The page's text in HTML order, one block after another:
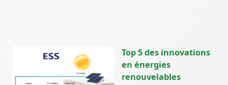
Top 5 des innovations
en énergies
renouvelables